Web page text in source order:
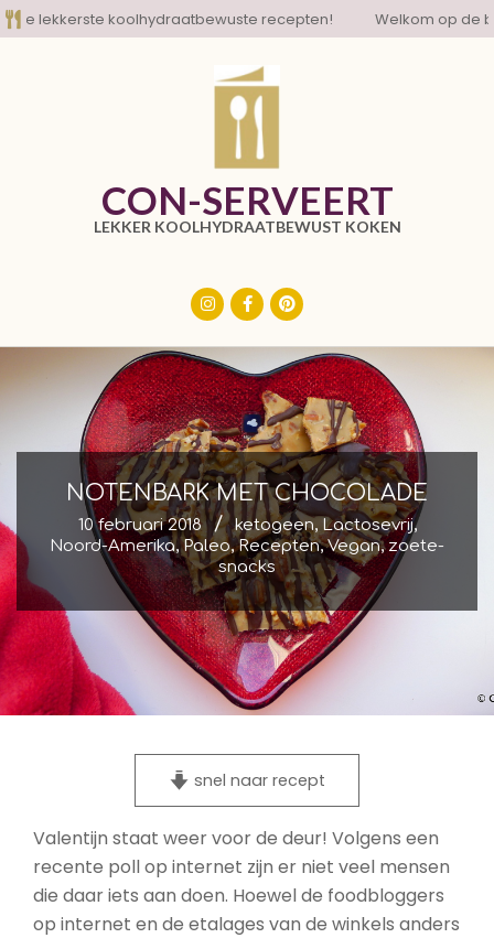
Skip
to
lekkerste koolhydraatbewuste recepten! Welkom op de
CON-SERVEERT
LEKKER KOOLHYDRAATBEWUST KOKEN
NOTENBARK MET CHOCOLADE
10 februari 2018 ketogeen, Lactosevrij,
Noord-Amerika,Paleo,Recepten,Vegan,zoete-
snacks
snel naar recept
Valentijn staat weer voor de deur! Volgens een
recente poll op internet zijn er niet veel mensen
die daar iets aan doen. Hoewel de foodbloggers
op internet en de etalages van de winkels anders